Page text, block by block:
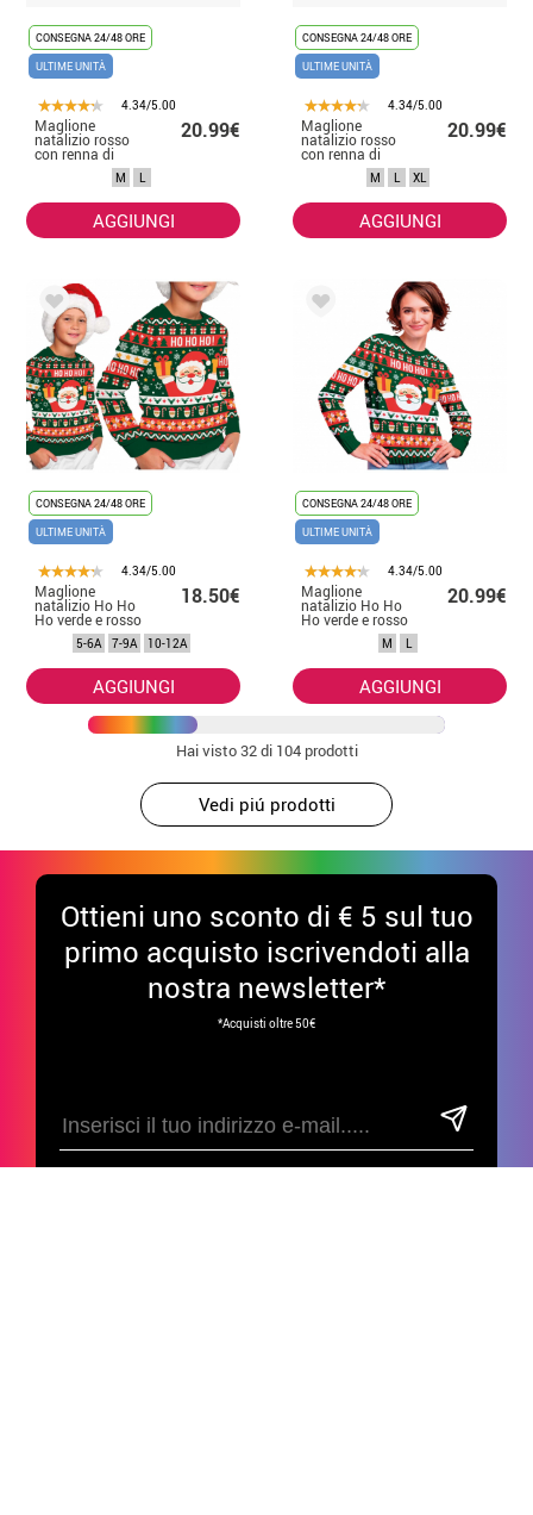
CONSEGNA 24/48 ORE
ULTIME UNITÀ
4.34/5.00
Maglione
natalizio rosso
con renna di
Buon Natale da
20.99€
M L
AGGIUNGI
CONSEGNA 24/48 ORE
ULTIME UNITÀ
4.34/5.00
Maglione
natalizio rosso
con renna di
Buon Natale per
20.99€
M L XL
AGGIUNGI
CONSEGNA 24/48 ORE
ULTIME UNITÀ
4.34/5.00
Maglione
natalizio Ho Ho
Ho verde e rosso
per bambini
18.50€
5-6A 7-9A 10-12A
AGGIUNGI
CONSEGNA 24/48 ORE
ULTIME UNITÀ
4.34/5.00
Maglione
natalizio Ho Ho
Ho verde e rosso
20.99€
M L
AGGIUNGI
Hai visto32di 104 prodotti
Vedi piú prodotti
Ottieni uno sconto di € 5 sul tuo
primo acquisto iscrivendoti alla
nostra newsletter*
*Acquisti oltre 50€